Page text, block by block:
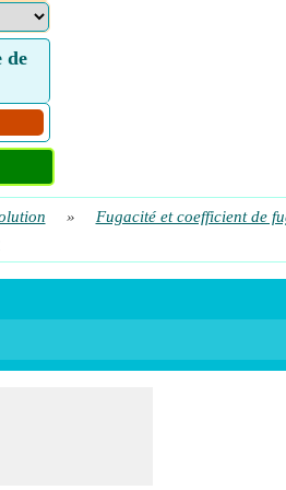
de
» Fugacité et coefficient de